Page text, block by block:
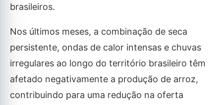
brasileiros.
Nos últimos meses, a combinação de seca
persistente, ondas de calor intensas e chuvas
irregulares ao longo do território brasileiro têm
afetado negativamente a produção de arroz,
contribuindo para uma redução na oferta